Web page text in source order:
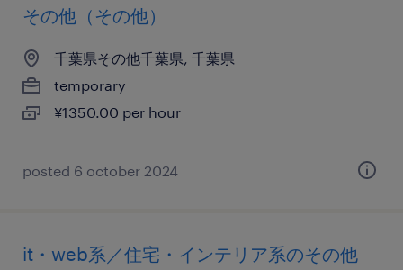
その他（その他）
千葉県その他千葉県, 千葉県
temporary
¥1350.00 per hour
posted 6 october 2024
it・web系／住宅・インテリア系のその他